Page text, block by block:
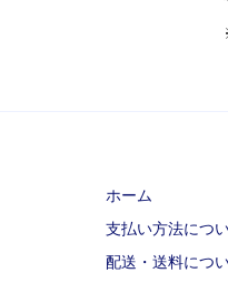
ホーム
支払い方法につ
配送・送料につ